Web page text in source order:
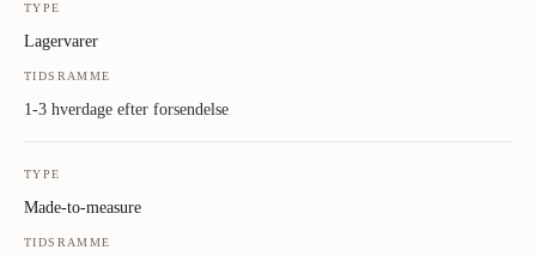
TYPE
Lagervarer
TIDSRAMME
1-3 hverdage efter forsendelse
TYPE
Made-to-measure
TIDSRAMME